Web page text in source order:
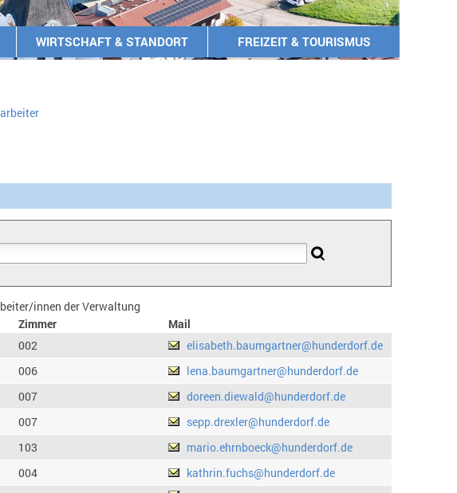
WIRTSCHAFT & STANDORT FREIZEIT & TOURISMUS
innen der Verwaltung
Zimmer
Mail
002
elisabeth.baumgartner@hunderdorf.de
006
lena.baumgartner@hunderdorf.de
007
doreen.diewald@hunderdorf.de
007
sepp.drexler@hunderdorf.de
103
mario.ehrnboeck@hunderdorf.de
004
kathrin.fuchs@hunderdorf.de